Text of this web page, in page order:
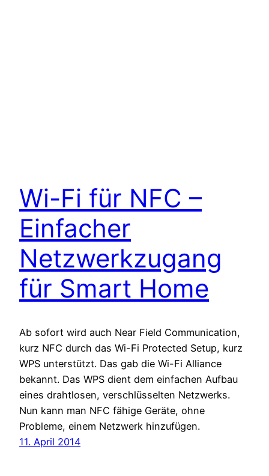
Wi-Fi für NFC –
Einfacher
Netzwerkzugang
für Smart Home
Ab sofort wird auch Near Field Communication,
kurz NFC durch das Wi-Fi Protected Setup, kurz
WPS unterstützt. Das gab die Wi-Fi Alliance
bekannt. Das WPS dient dem einfachen Aufbau
eines drahtlosen, verschlüsselten Netzwerks.
Nun kann man NFC fähige Geräte, ohne
Probleme, einem Netzwerk hinzufügen.
11. April 2014